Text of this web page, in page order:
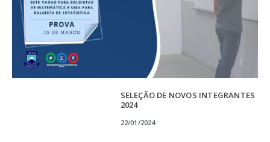
SELEÇÃO DE NOVOS INTEGRANTES
2024
22/01/2024